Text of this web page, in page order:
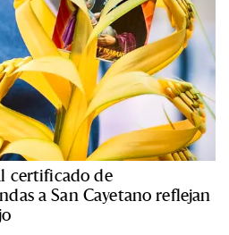
certificado de
a San Cayetano reflejan